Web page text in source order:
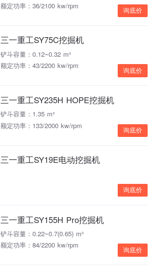
额定功率：36/2100 kw/rpm
询底价
三一重工SY75C挖掘机
铲斗容量：0.12~0.32 m³
额定功率：43/2200 kw/rpm
询底价
三一重工SY235H HOPE挖掘机
铲斗容量：1.35 m³
额定功率：133/2000 kw/rpm
询底价
三一重工SY19E电动挖掘机
询底价
三一重工SY155H Pro挖掘机
铲斗容量：0.22~0.7(0.65) m³
额定功率：84/2200 kw/rpm
询底价